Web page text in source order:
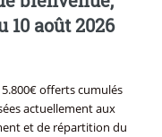
10 août 2026
offerts cumulés
actuellement aux
et de répartition du